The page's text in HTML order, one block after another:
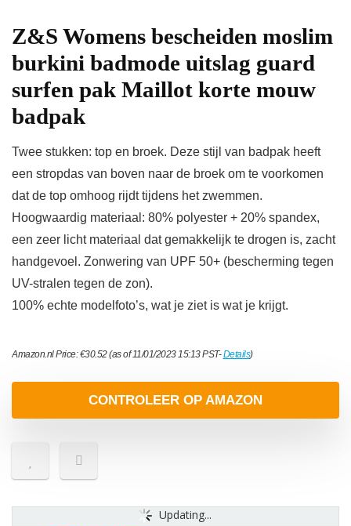
Z&S Womens bescheiden moslim
burkini badmode uitslag guard
surfen pak Maillot korte mouw
badpak
Twee stukken: top en broek. Deze stijl van badpak heeft
een stropdas van boven naar de broek om te voorkomen
dat de top omhoog rijdt tijdens het zwemmen.
Hoogwaardig materiaal: 80% polyester + 20% spandex,
een zeer licht materiaal dat gemakkelijk te drogen is, zacht
handgevoel. Zonwering van UPF 50+ (bescherming tegen
UV-stralen tegen de zon).
100% echte modelfoto’s, wat je ziet is wat je krijgt.
Amazon.nl Price:€30.52(as of 11/01/2023 15:13 PST-Details)
CONTROLEER OP AMAZON
Updating...